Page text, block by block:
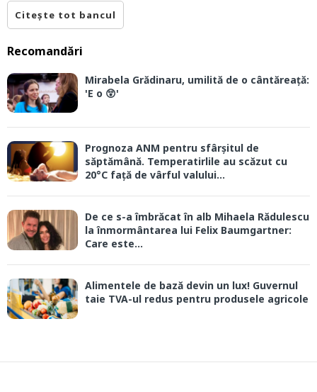
Citește tot bancul
Recomandări
Mirabela Grădinaru, umilită de o cântăreață:
'E o 😲'
Prognoza ANM pentru sfârșitul de
săptămână. Temperatirlile au scăzut cu
20°C față de vârful valului...
De ce s-a îmbrăcat în alb Mihaela Rădulescu
la înmormântarea lui Felix Baumgartner:
Care este...
Alimentele de bază devin un lux! Guvernul
taie TVA-ul redus pentru produsele agricole